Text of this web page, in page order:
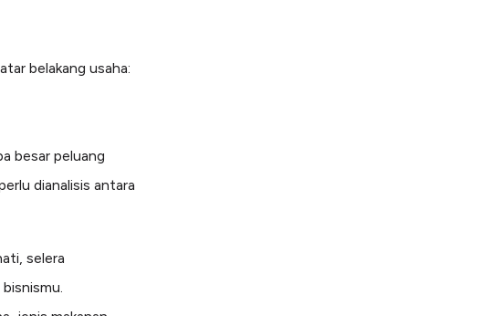
belakang usaha:
besar peluang
dianalisis antara
selera